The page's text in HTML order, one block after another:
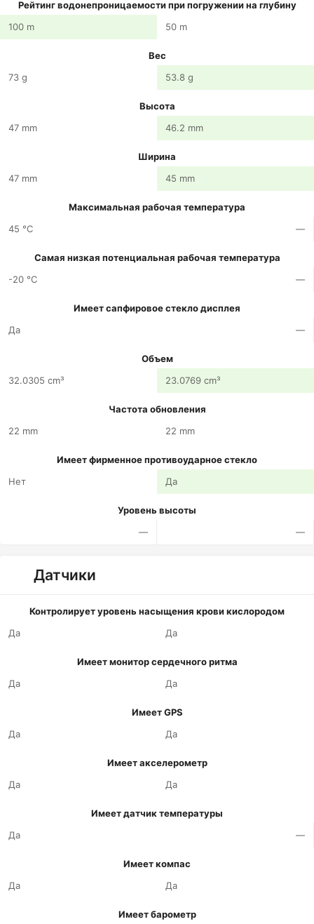
Рейтинг водонепроницаемости при погружении на глубину
100 m
50 m
Вес
73 g
53.8 g
Высота
47 mm
46.2 mm
Ширина
47 mm
45 mm
Максимальная рабочая температура
45 °C
—
Самая низкая потенциальная рабочая температура
-20 °C
—
Имеет сапфировое стекло дисплея
Да
—
Объем
32.0305 cm³
23.0769 cm³
Частота обновления
22 mm
22 mm
Имеет фирменное противоударное стекло
Нет
Да
Уровень высоты
—
—
Датчики
Контролирует уровень насыщения крови кислородом
Да
Да
Имеет монитор сердечного ритма
Да
Да
Имеет GPS
Да
Да
Имеет акселерометр
Да
Да
Имеет датчик температуры
Да
—
Имеет компас
Да
Да
Имеет барометр